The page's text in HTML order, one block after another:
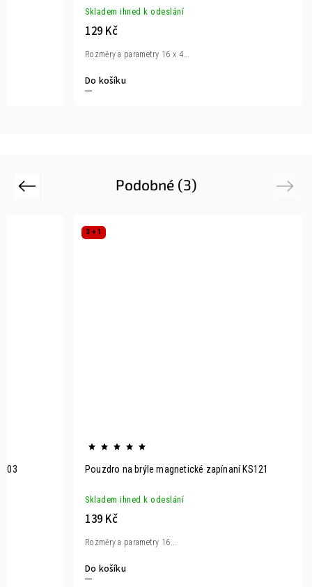
Skladem ihned k odeslání
129 Kč
Do košíku
Rozměry a parametry 16 x 4...
Podobné (3)
Previous
3 + 1
Pouzdro na brýle magnetické zapínaní KS121
Skladem ihned k odeslání
139 Kč
Do košíku
Rozměry a parametry 16...
Next